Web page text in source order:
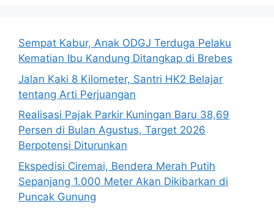
Sempat Kabur, Anak ODGJ Terduga Pelaku
Kematian Ibu Kandung Ditangkap di Brebes
Jalan Kaki 8 Kilometer, Santri HK2 Belajar
tentang Arti Perjuangan
Realisasi Pajak Parkir Kuningan Baru 38,69
Persen di Bulan Agustus, Target 2026
Berpotensi Diturunkan
Ekspedisi Ciremai, Bendera Merah Putih
Sepanjang 1.000 Meter Akan Dikibarkan di
Puncak Gunung